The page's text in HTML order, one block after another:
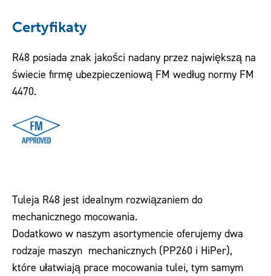
Certyfikaty
R48 posiada znak jakości nadany przez największą na
świecie firmę ubezpieczeniową FM według normy FM
4470.
Tuleja R48 jest idealnym rozwiązaniem do
mechanicznego mocowania.
Dodatkowo w naszym asortymencie oferujemy dwa
rodzaje maszyn mechanicznych (PP260 i HiPer),
które ułatwiają prace mocowania tulei, tym samym